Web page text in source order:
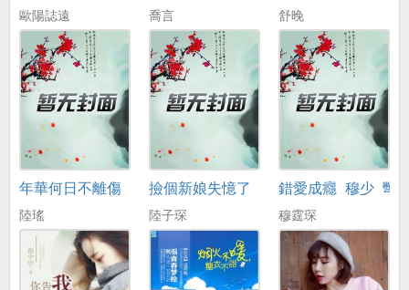
歐陽誌遠 喬言 舒晚
年華何日不離傷
陸瑤
撿個新娘失憶了
陸子琛
錯愛成癮_穆少_彆
穆霆琛